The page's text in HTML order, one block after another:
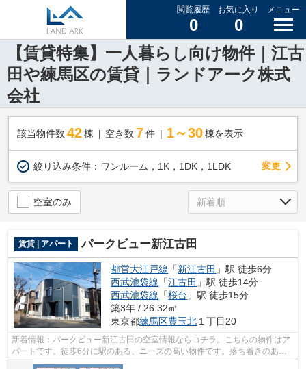
閲覧履歴
0
お気に入り
0
メニュー
【賃貸特集】一人暮らし向け物件｜江古
田や練馬区の賃貸｜ランドアーク株式
会社
該当物件数 42棟 空き数 7 件 1～30 棟を表示
絞り込み条件： ワンルーム，1K，1DK，1LDK 変更
空室のみ
賃貸 | アパート パークビュー新江古田
都営大江戸線 「新江古田 」駅 徒歩6分
西武池袋線 「江古田 」駅 徒歩14分
西武池袋線 「桜台 」駅 徒歩15分
築3年 / 26.32㎡
東京都練馬区豊玉北 １丁目20
新着情報：パークビュー新江古田の空室情報ならコチラ。こちらの物件はア
パートです。徒歩6分に駅のある、ニーズの高い物件です。落ち着きのある
空間が広がっている、令和5年築の物件...